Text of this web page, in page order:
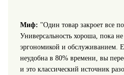
Миф: "Один товар закроет все
Универсальность хороша, пока
эргономикой и обслуживанием.
неудобна в 80% времени, вы
и это классический источник